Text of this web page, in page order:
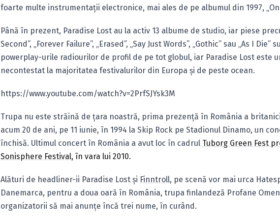
foarte multe instrumentaţii electronice, mai ales de pe albumul din 1997,
Până în prezent, Paradise Lost au la activ 13 albume de studio, iar piese
Second”, „Forever Failure”, „Erased”, „Say Just Words”, „Gothic” sau „As I Die”
powerplay-urile radiourilor de profil de pe tot globul, iar Paradise Lost este
necontestat la majoritatea festivalurilor din Europa şi de peste ocean.
https://www.youtube.com/watch?v=2PrfSJYsk3M
Trupa nu este străină de ţara noastră, prima prezenţă în România a
acum 20 de ani, pe 11 iunie, în 1994 la Skip Rock pe Stadionul Dinamo, un
închisă. Ultimul concert în România a avut loc în cadrul Tuborg Green Fest
Sonisphere Festival, în vara lui 2010.
Alături de headliner-ii Paradise Lost şi Finntroll, pe scenă vor mai urca
Danemarca, pentru a doua oară în România, trupa finlandeză Profane
organizatorii să mai anunţe încă trei nume, în curând.